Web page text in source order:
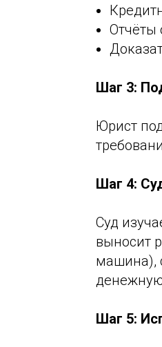
Отчёты
Шаг 3:
Юрист
Шаг 4:
Суд
выносит
машина),
Шаг 5: